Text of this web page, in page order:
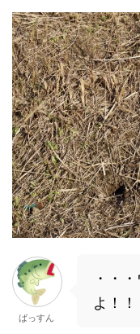
ばっすん
・・
よ！！